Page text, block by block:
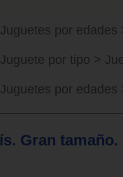
Juguetes por edades
Juguete por tipo >
Juguetes por edades
Gran tamaño.